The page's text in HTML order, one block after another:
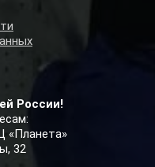
России!
«Планета»
32